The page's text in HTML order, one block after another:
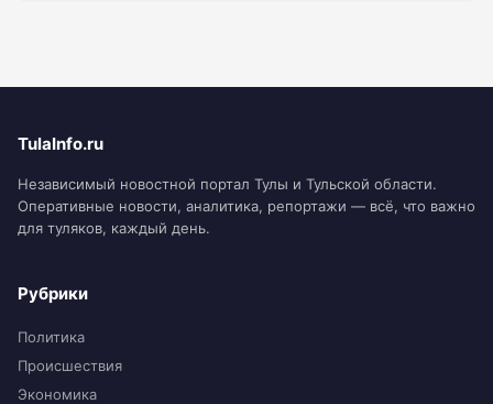
TulaInfo.ru
Независимый новостной портал Тулы и Тульской области.
Оперативные новости, аналитика, репортажи — всё, что важно
для туляков, каждый день.
Рубрики
Политика
Происшествия
Экономика